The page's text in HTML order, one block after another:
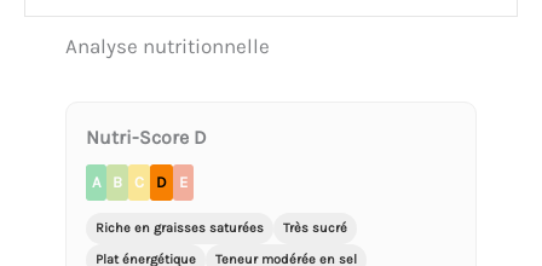
Analyse nutritionnelle
Nutri-Score D
A B C D E
Riche en graisses saturées
Très sucré
Plat énergétique
Teneur modérée en sel